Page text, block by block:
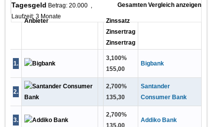
Gesamten Vergleich anzeigen
Tagesgeld Betrag: 20.000 ,
Laufzeit: 3 Monate
Anbieter
Zinssatz
Zinsertrag
Zinsertrag
1.
3,100%
155,00
Bigbank
2.
2,700%
135,30
Santander
Consumer Bank
3.
2,700%
135,00
Addiko Bank